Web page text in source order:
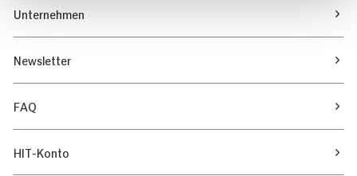
Unternehmen
Newsletter
FAQ
HIT-Konto